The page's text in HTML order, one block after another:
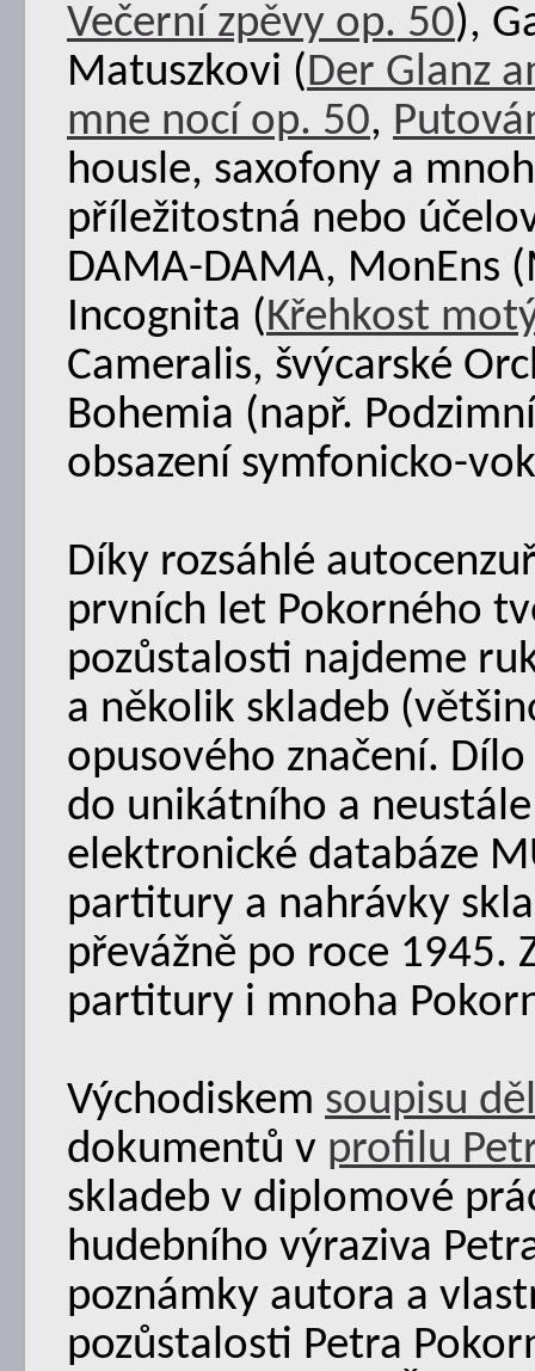
Večerní zpěvy op. 50),
Matuszkovi (Der Glanz
mne nocí op. 50,
housle, saxofony a
příležitostná nebo
DAMA-DAMA, MonEns
Incognita (Křehkost
Cameralis, švýcarské
Bohemia (např.
obsazení symfonicko-
Díky rozsáhlé
prvních let Pokorného
pozůstalosti najdeme
a několik skladeb
opusového značení.
do unikátního a
elektronické databáze
partitury a nahrávky
převážně po roce 1945.
partitury i mnoha
Východiskem soupisu děl
dokumentů v profilu
skladeb v diplomové
hudebního výraziva
poznámky autora a
pozůstalosti Petra